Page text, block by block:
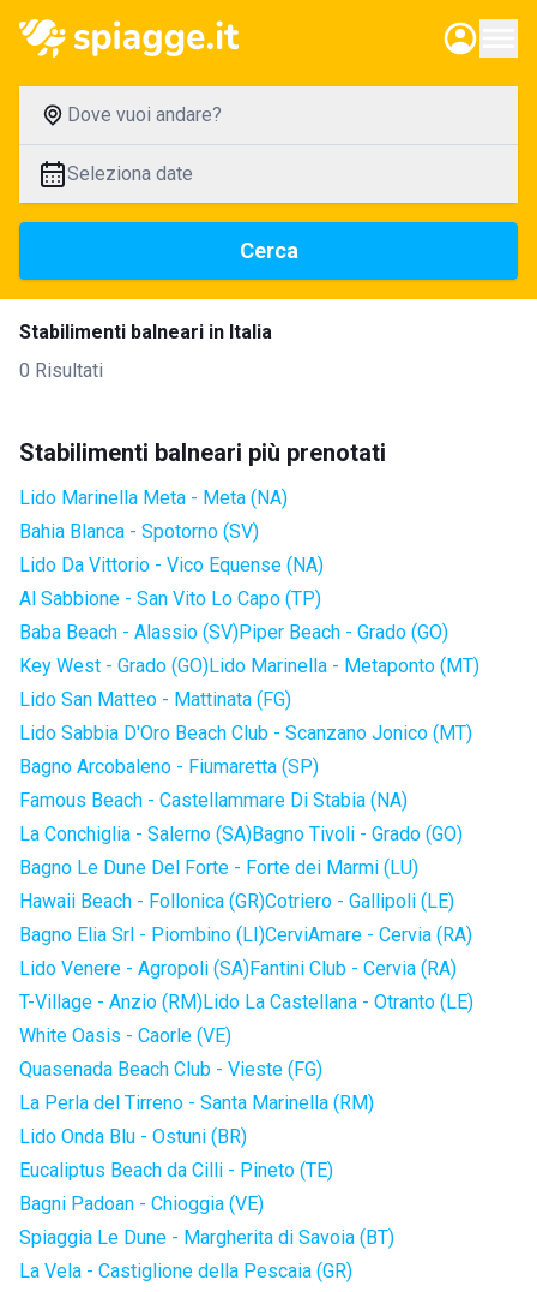
Dove vuoi andare?
Seleziona date
Cerca
Stabilimenti balneari in Italia
0 Risultati
Stabilimenti balneari più prenotati
Lido Marinella Meta - Meta (NA)
Bahia Blanca - Spotorno (SV)
Lido Da Vittorio - Vico Equense (NA)
Al Sabbione - San Vito Lo Capo (TP)
Baba Beach - Alassio (SV)Piper Beach - Grado (GO)
Key West - Grado (GO)Lido Marinella - Metaponto (MT)
Lido San Matteo - Mattinata (FG)
Lido Sabbia D'Oro Beach Club - Scanzano Jonico (MT)
Bagno Arcobaleno - Fiumaretta (SP)
Famous Beach - Castellammare Di Stabia (NA)
La Conchiglia - Salerno (SA)Bagno Tivoli - Grado (GO)
Bagno Le Dune Del Forte - Forte dei Marmi (LU)
Hawaii Beach - Follonica (GR)Cotriero - Gallipoli (LE)
Bagno Elia Srl - Piombino (LI)CerviAmare - Cervia (RA)
Lido Venere - Agropoli (SA)Fantini Club - Cervia (RA)
T-Village - Anzio (RM)Lido La Castellana - Otranto (LE)
White Oasis - Caorle (VE)
Quasenada Beach Club - Vieste (FG)
La Perla del Tirreno - Santa Marinella (RM)
Lido Onda Blu - Ostuni (BR)
Eucaliptus Beach da Cilli - Pineto (TE)
Bagni Padoan - Chioggia (VE)
Spiaggia Le Dune - Margherita di Savoia (BT)
La Vela - Castiglione della Pescaia (GR)